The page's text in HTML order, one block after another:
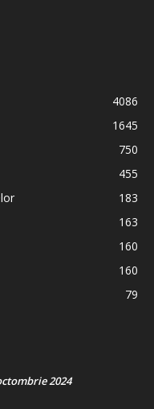
4086
1645
750
455
183
163
160
160
79
2024